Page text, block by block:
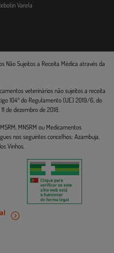
Varela
Não Sujeitos a Receita Médica através da
veterinários não sujeitos a receita
104º do Regulamento (UE) 2019/6, do
de dezembro de 2018.
MNSRM ou Medicamentos
nos seguintes concelhos: Azambuja,
Vinhos.